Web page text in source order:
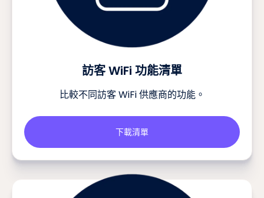
訪客 WiFi 功能清單
比較不同訪客 WiFi 供應商的功能。